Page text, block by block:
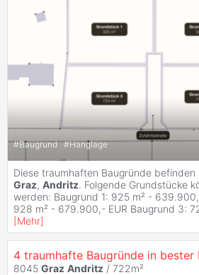
#Baugrund #Hanglage
Diese traumhaften Baugründe befinden
Graz, Andritz. Folgende Grundstücke
werden: Baugrund 1: 925 m² -
928 m² - 679.900,- EUR Baugrund 3:
[Mehr]
4 traumhafte Baugründe in bester
8045 Graz Andritz / 722m²